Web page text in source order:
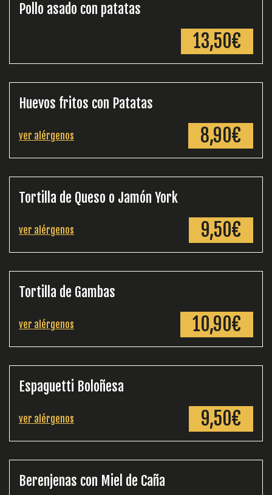
Pollo asado con patatas
13,50€
Huevos fritos con Patatas
ver alérgenos 8,90€
Tortilla de Queso o Jamón York
ver alérgenos 9,50€
Tortilla de Gambas
ver alérgenos 10,90€
Espaguetti Boloñesa
ver alérgenos 9,50€
Berenjenas con Miel de Caña